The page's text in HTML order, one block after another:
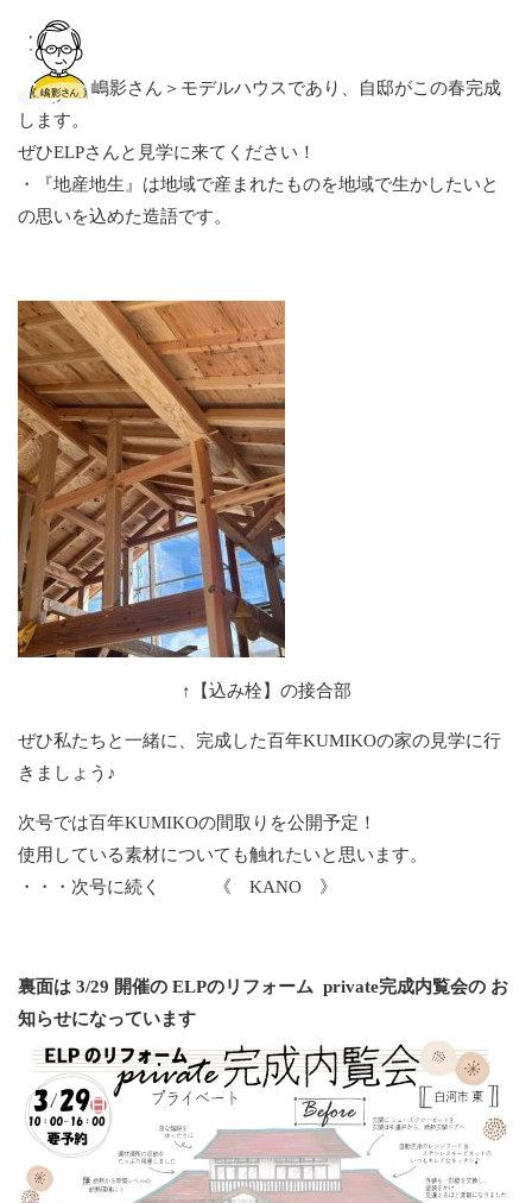
嶋影さん＞モデルハウスであり、自邸がこの春完成
します。
ぜひELPさんと見学に来てください！
・『地産地生』は地域で産まれたものを地域で生かしたいと
の思いを込めた造語です。
↑【込み栓】の接合部
ぜひ私たちと一緒に、完成した百年KUMIKOの家の見学に行
きましょう♪
次号では百年KUMIKOの間取りを公開予定！
使用している素材についても触れたいと思います。
・・・次号に続く 《 KANO 》
裏面は 3/29 開催の ELPのリフォーム private完成内覧会の お
知らせになっています